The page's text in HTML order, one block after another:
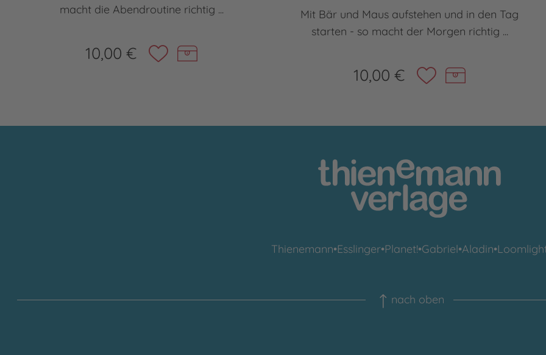
macht die Abendroutine richtig ...
10,00 €
Mit Bär und Maus aufstehen und in den Tag
starten - so macht der Morgen richtig ...
10,00 €
Thienemann•Esslinger•Planet!•Gabriel•Aladin•
nach oben